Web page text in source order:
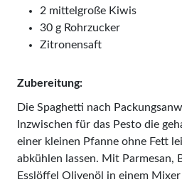
2 mittelgroße Kiwis
30 g Rohrzucker
Zitronensaft
Zubereitung:
Die Spaghetti nach
Inzwischen für das Pesto die
einer kleinen Pfanne ohne Fett
abkühlen lassen. Mit Parmesan,
Esslöffel Olivenöl in einem